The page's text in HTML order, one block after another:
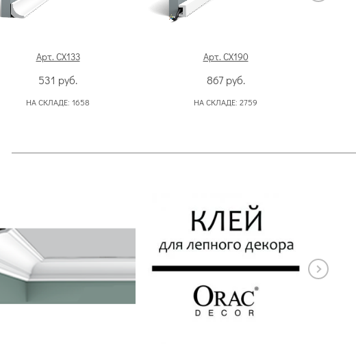
Арт. CX133
531 руб.
НА СКЛАДЕ: 1658
Арт. CX190
867руб.
НА СКЛАДЕ: 2759